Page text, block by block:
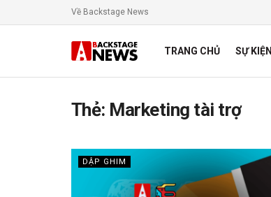
Về Backstage News
TRANG CHỦ SỰ KIỆN
Thẻ: Marketing tài trợ
DẬP GHIM